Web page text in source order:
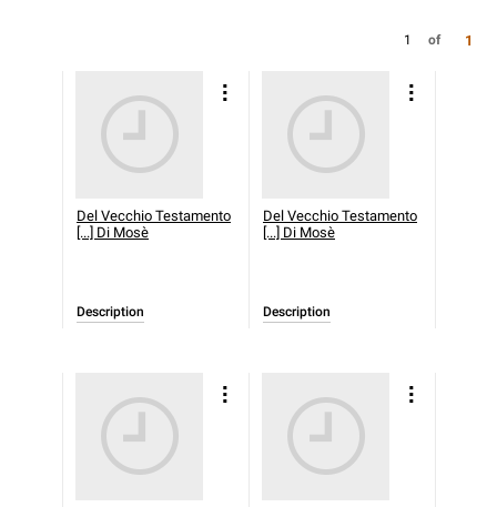
1 of 1
Del Vecchio Testamento
[...] Di Mosè
Description
Del Vecchio Testamento
[...] Di Mosè
Description